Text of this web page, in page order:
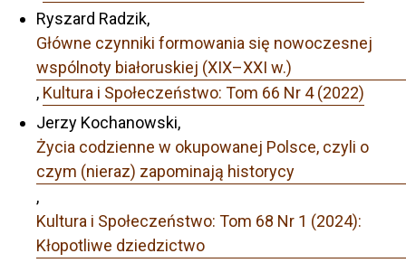
Ryszard Radzik,
Główne czynniki formowania się nowoczesnej
wspólnoty białoruskiej (XIX–XXI w.)
, Kultura i Społeczeństwo: Tom 66 Nr 4 (2022)
Jerzy Kochanowski,
Życia codzienne w okupowanej Polsce, czyli o
czym (nieraz) zapominają historycy
,
Kultura i Społeczeństwo: Tom 68 Nr 1 (2024):
Kłopotliwe dziedzictwo